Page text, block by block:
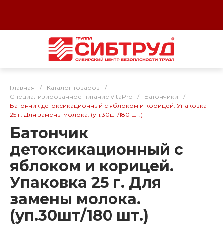
Главная / Каталог товаров
/
Специализированное питание VitaPro
/ Батончики
/
Батончик детоксикационный с яблоком и корицей. Упаковка
25 г. Для замены молока. (уп.30шт/180 шт.)
Батончик
детоксикационный с
яблоком и корицей.
Упаковка 25 г. Для
замены молока.
(уп.30шт/180 шт.)